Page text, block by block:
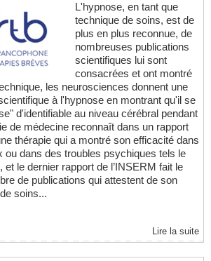
L'hypnose, en tant que
technique de soins, est de
plus en plus reconnue, de
nombreuses publications
scientifiques lui sont
consacrées et ont montré
les neurosciences donnent une
à l'hypnose en montrant qu'il se
d'identifiable au niveau cérébral pendant
de médecine reconnaît dans un rapport
thérapie qui a montré son efficacité dans
ou dans des troubles psychiques tels le
le dernier rapport de l’INSERM fait le
de publications qui attestent de son
soins...
Lire la suite